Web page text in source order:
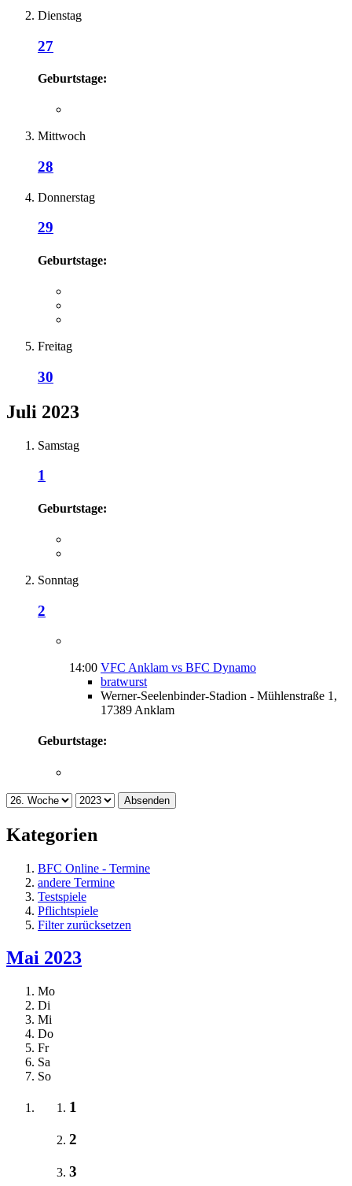
Dienstag
27
Geburtstage:
Mittwoch
28
Donnerstag
29
Geburtstage:
Freitag
30
Juli 2023
Samstag
1
Geburtstage:
Sonntag
2
14:00 VFC Anklam vs BFC Dynamo
bratwurst
Werner-Seelenbinder-Stadion - Mühlenstraße 1,
17389 Anklam
Geburtstage:
Absenden
Kategorien
BFC Online - Termine
andere Termine
Testspiele
Pflichtspiele
Filter zurücksetzen
Mai 2023
Mo
Di
Mi
Do
Fr
Sa
So
1
2
3